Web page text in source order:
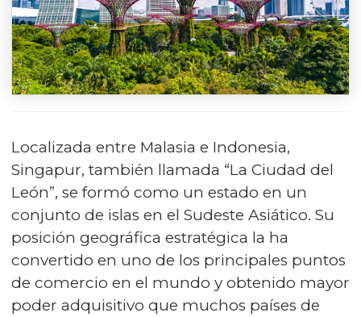
Localizada entre Malasia e Indonesia,
Singapur, también llamada “La Ciudad del
León”, se formó como un estado en un
conjunto de islas en el Sudeste Asiático. Su
posición geográfica estratégica la ha
convertido en uno de los principales puntos
de comercio en el mundo y obtenido mayor
poder adquisitivo que muchos países de